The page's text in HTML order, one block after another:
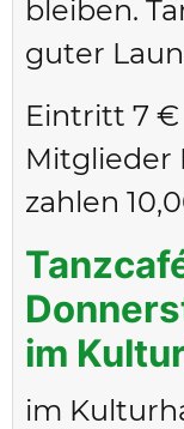
bleiben.
guter
Eintritt 7 €
Mitglieder
zahlen
im
im